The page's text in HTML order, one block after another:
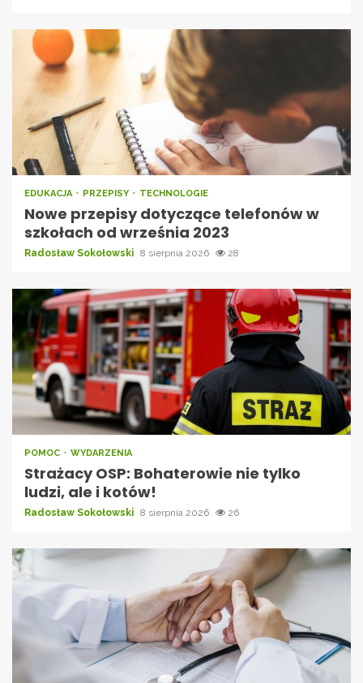
EDUKACJA PRZEPISY TECHNOLOGIE
Nowe przepisy dotyczące telefonów w
szkołach od września 2023
Radosław Sokołowski 8 sierpnia 2026 28
POMOC WYDARZENIA
Strażacy OSP: Bohaterowie nie tylko
ludzi, ale i kotów!
Radosław Sokołowski 8 sierpnia 2026 26